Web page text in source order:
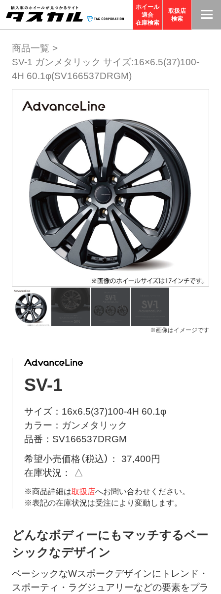
ホイール
適合
在庫検索
取扱店
検索
商品一覧
SV-1 ガンメタリック サイズ:16×6.5(37)100-
4H 60.1φ(SV166537DRGM)
※画像はイメージです
SV-1
サイズ：16x6.5(37)100-4H 60.1φ
カラー：ガンメタリック
品番：SV166537DRGM
希望小売価格（税込）
37,400円
在庫状況
△
※商品詳細は取扱店へお問い合わせください。
※表記の在庫状況は受注により変動します。
どんなボディーにもマッチするベー
シックなデザイン
ベーシックなWスポークデザインにトレンド・
スポーティ・ラグジュアリーなどの要素をプラ
T
R
ー